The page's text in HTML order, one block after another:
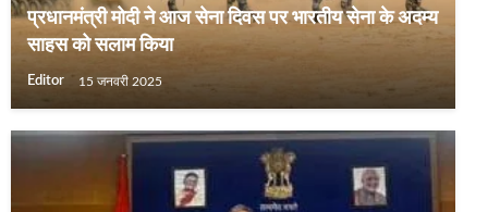
प्रधानमंत्री मोदी ने आज सेना दिवस पर भारतीय सेना के अदम्य
साहस को सलाम किया
Editor 15 जनवरी 2025